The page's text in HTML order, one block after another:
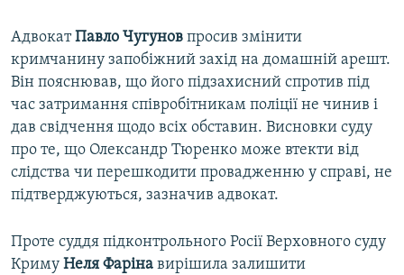
АдвокатПавло Чугунов просив змінити
кримчанину запобіжний захід на домашній арешт.
Він пояснював, що його підзахисний спротив під
час затримання співробітникам поліції не чинив і
дав свідчення щодо всіх обставин. Висновки суду
про те, що Олександр Тюренко може втекти від
слідства чи перешкодити провадженню у справі, не
підтверджуються, зазначив адвокат.
Проте суддя підконтрольного Росії Верховного суду
Криму Неля Фаріна вирішила залишити